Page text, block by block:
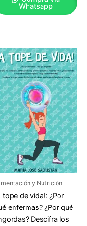
Whatsapp
y Nutrición
tope de vida!: ¿Por
enfermas? ¿Por qué
Descifra los